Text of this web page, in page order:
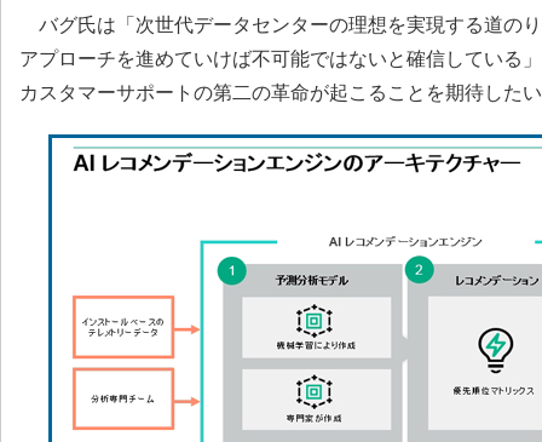
バグ氏は「次世代データセンターの理想を実現する道の
アプローチを進めていけば不可能ではないと確信している
カスタマーサポートの第二の革命が起こることを期待した